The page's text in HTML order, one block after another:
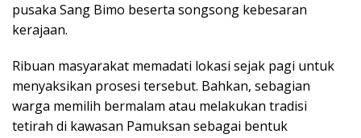
pusaka Sang Bimo beserta songsong kebesaran
kerajaan.
Ribuan masyarakat memadati lokasi sejak pagi untuk
menyaksikan prosesi tersebut. Bahkan, sebagian
warga memilih bermalam atau melakukan tradisi
tetirah di kawasan Pamuksan sebagai bentuk